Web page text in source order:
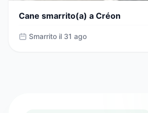
Cane smarrito(a) a Créon
Smarrito il 31 ago